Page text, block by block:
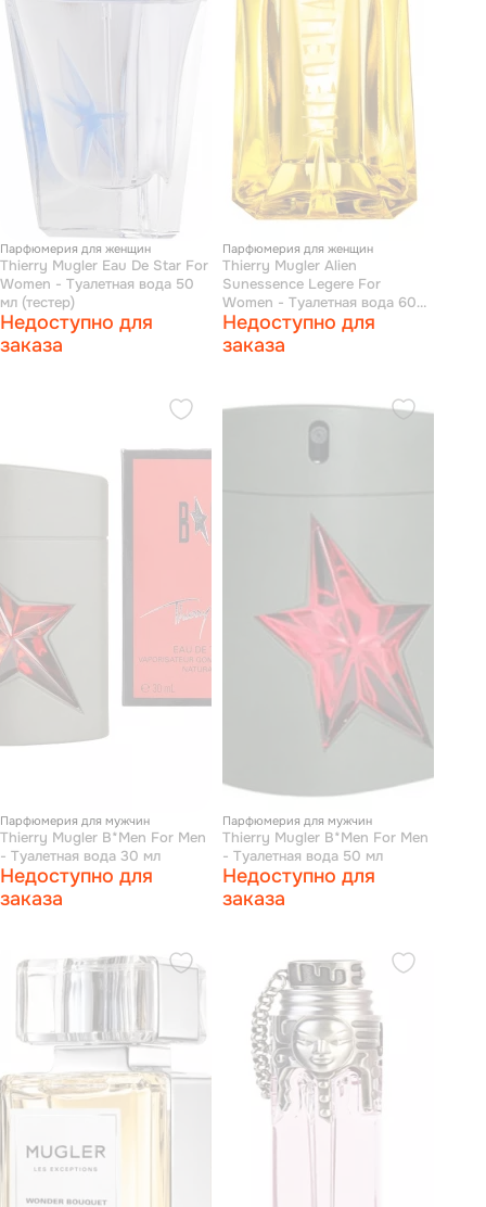
Парфюмерия для женщин
Thierry Mugler Eau De Star For
Women - Туалетная вода 50
мл (тестер)
Недоступно для
заказа
Парфюмерия для женщин
Thierry Mugler Alien
Sunessence Legere For
Women - Туалетная вода 60
мл
Недоступно для
заказа
Парфюмерия для мужчин
Thierry Mugler B*Men For Men
- Туалетная вода 30 мл
Недоступно для
заказа
Парфюмерия для мужчин
Thierry Mugler B*Men For Men
- Туалетная вода 50 мл
Недоступно для
заказа